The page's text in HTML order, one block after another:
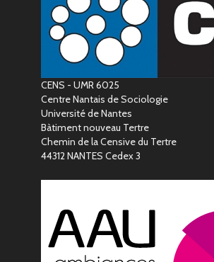
CENS - UMR 6025
Centre Nantais de Sociologie
Université de Nantes
Bàtiment nouveau Tertre
Chemin de la Censive du Tertre
44312 NANTES Cedex 3